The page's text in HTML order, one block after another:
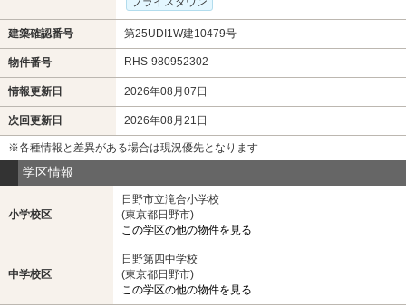
建築確認番号 第25UDI1W建10479号
物件番号 RHS-980952302
情報更新日 2026年08月07日
次回更新日 2026年08月21日
※各種情報と差異がある場合は現況優先となります
学区情報
小学校区
日野市立滝合小学校
(東京都日野市)
この学区の他の物件を見る
中学校区
日野第四中学校
(東京都日野市)
この学区の他の物件を見る